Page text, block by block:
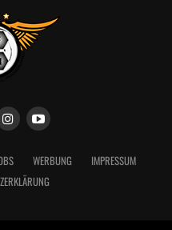
WERBUNG
IMPRESSUM